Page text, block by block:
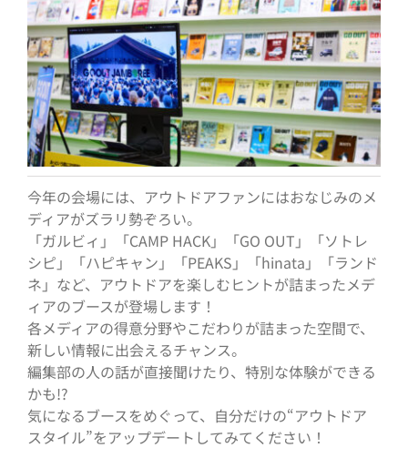
今年の会場には、アウトドアファンにはおなじみのメ
ディアがズラリ勢ぞろい。
「ガルビィ」「CAMP HACK」「GO OUT」「ソトレ
シピ」「ハピキャン」「PEAKS」「hinata」「ランド
ネ」など、アウトドアを楽しむヒントが詰まったメデ
ィアのブースが登場します！
各メディアの得意分野やこだわりが詰まった空間で、
新しい情報に出会えるチャンス。
編集部の人の話が直接聞けたり、特別な体験ができる
かも!?
気になるブースをめぐって、自分だけの“アウトドア
スタイル”をアップデートしてみてください！